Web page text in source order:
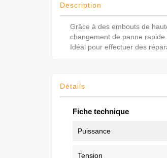
Description
Grâce à des embouts de
changement de panne rapide
Idéal pour effectuer des
Détails
Fiche technique
Puissance
Tension